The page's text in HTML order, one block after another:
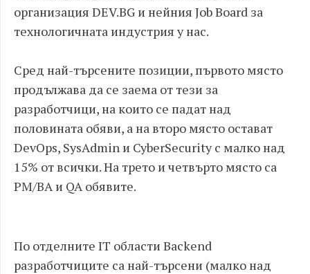
организация DEV.BG и нейния Job Board за
технологичната индустрия у нас.
Сред най-търсените позиции, първото място
продължава да се заема от тези за
разработчици, на които се падат над
половината обяви, а на второ място остават
DevOps, SysAdmin и CyberSecurity с малко над
15% от всички. На трето и четвърто място са
PM/BA и QA обявите.
По отделните IT области Backend
разработчиците са най-търсени (малко над